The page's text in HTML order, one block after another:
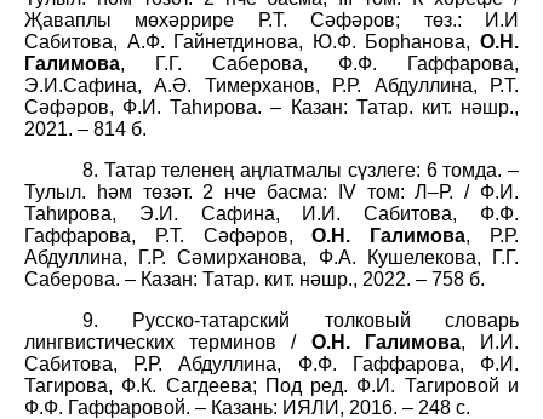
Җаваплы мөхәррире Р.Т. Сәфәров; төз.: И.И
Сабитова, А.Ф. Гайнетдинова, Ю.Ф. Борһанова, О.Н.
Галимова, Г.Г. Саберова, Ф.Ф. Гаффарова,
Э.И.Сафина, А.Ә. Тимерханов, Р.Р. Абдуллина, Р.Т.
Сәфәров, Ф.И. Таһирова. – Казан: Татар. кит. нәшр.,
2021. – 814 б.
8. Татар теленең аңлатмалы сүзлеге: 6 томда. –
Тулыл. һәм төзәт. 2 нче басма: IV том: Л–Р. / Ф.И.
Таһирова, Э.И. Сафина, И.И. Сабитова, Ф.Ф.
Гаффарова, Р.Т. Сәфәров,О.Н. Галимова, Р.Р.
Абдуллина, Г.Р. Сәмирханова, Ф.А. Кушелекова, Г.Г.
Саберова. – Казан: Татар. кит. нәшр., 2022. – 758 б.
9. Русско-татарский толковый словарь
лингвистических терминов / О.Н. Галимова, И.И.
Сабитова, Р.Р. Абдуллина, Ф.Ф. Гаффарова, Ф.И.
Тагирова, Ф.К. Сагдеева; Под ред. Ф.И. Тагировой и
Ф.Ф. Гаффаровой. – Казань: И ЯЛИ , 2016. – 248 с.